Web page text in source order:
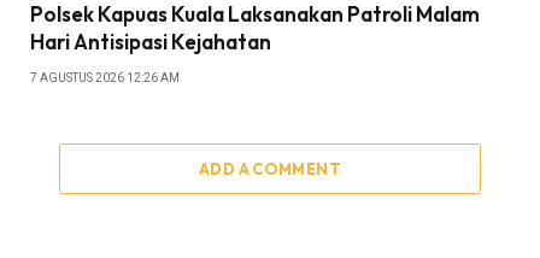
Polsek Kapuas Kuala Laksanakan Patroli Malam
Hari Antisipasi Kejahatan
7 AGUSTUS 2026 12:26 AM
ADD A COMMENT